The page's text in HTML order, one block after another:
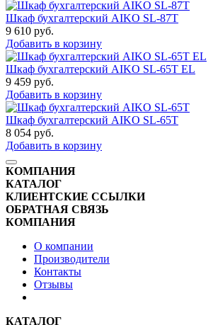
Шкаф бухгалтерский AIKO SL-87Т
9 610 руб.
Добавить в корзину
Шкаф бухгалтерский AIKO SL-65Т EL
9 459 руб.
Добавить в корзину
Шкаф бухгалтерский AIKO SL-65Т
8 054 руб.
Добавить в корзину
КОМПАНИЯ
КАТАЛОГ
КЛИЕНТСКИЕ ССЫЛКИ
ОБРАТНАЯ СВЯЗЬ
КОМПАНИЯ
О компании
Производители
Контакты
Отзывы
КАТАЛОГ